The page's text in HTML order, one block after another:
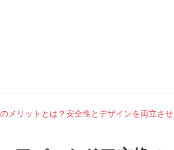
メリットとは？安全性とデザインを両立さ